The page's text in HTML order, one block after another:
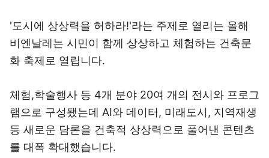
'도시에 상상력을 허하라!'라는 주제로 열리는 올해
비엔날레는 시민이 함께 상상하고 체험하는 건축문
화 축제로 열립니다.
체험,학술행사 등 4개 분야 20여 개의 전시와 프로그
램으로 구성됐는데 AI와 데이터, 미래도시, 지역재생
등 새로운 담론을 건축적 상상력으로 풀어낸 콘텐츠
를 대폭 확대했습니다.